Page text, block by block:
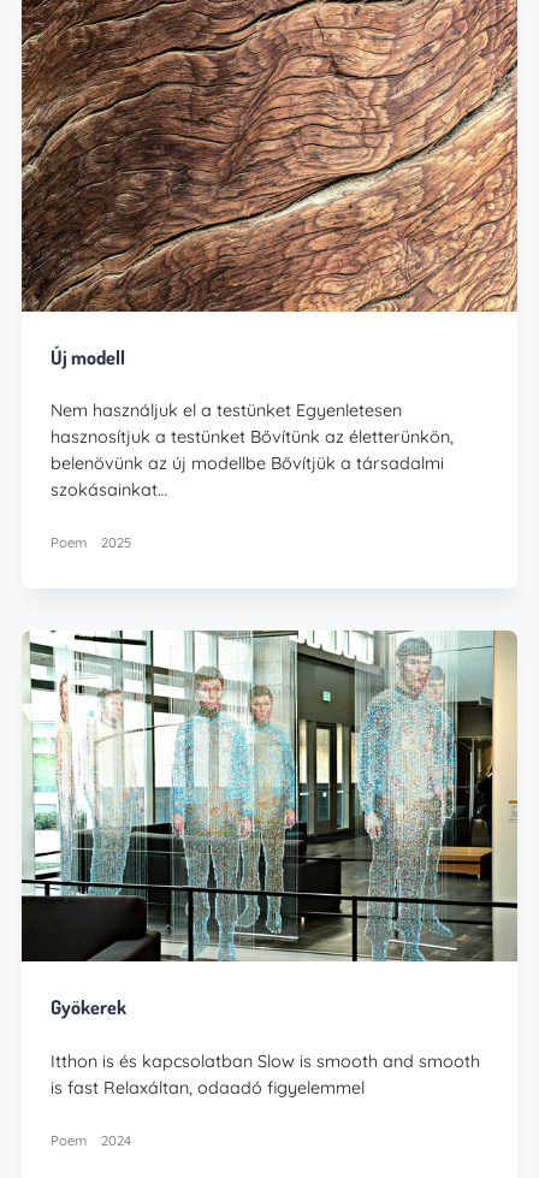
Új modell
Nem használjuk el a testünket Egyenletesen
hasznosítjuk a testünket Bővítünk az életterünkön,
belenövünk az új modellbe Bővítjük a társadalmi
szokásainkat…
Poem 2025
Gyökerek
Itthon is és kapcsolatban Slow is smooth and smooth
is fast Relaxáltan, odaadó figyelemmel
Poem 2024